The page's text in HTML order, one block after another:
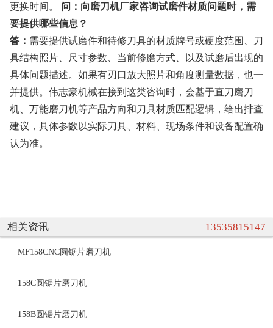
更换时间。 问：向磨刀机厂家咨询试磨件材质问题时，需
要提供哪些信息？
答： 需要提供试磨件和待修刀具的材质牌号或硬度范围、刀
具结构照片、尺寸参数、当前修磨方式、以及试磨后出现的
具体问题描述。如果有刃口放大照片和角度测量数据，也一
并提供。伟志豪机械在接到这类咨询时，会基于直刀磨刀
机、万能磨刀机等产品方向和刀具材质匹配逻辑，给出排查
建议，具体参数以实际刀具、材料、现场条件和设备配置确
认为准。
相关资讯 13535815147
MF158CNC圆锯片磨刀机
158C圆锯片磨刀机
158B圆锯片磨刀机